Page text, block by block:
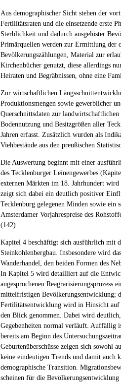
Aus demographischer Sicht stehen der
Fertilitätsraten und die einsetzende erste
Sterblichkeit und dadurch ausgelöster
Primärquellen werden zur Ermittlung der
Bevölkerungszählungen, Material zur
Kirchenbücher genutzt, diese allerdings
Heiraten und Begräbnissen, ohne eine
Zur wirtschaftlichen
Produktionsmengen sowie gewerblicher
Querschnittsdaten zur
Bodennutzung und Besitzgrößen aller
Jahren erfasst. Zusätzlich wurden als
Viehbestände aus den preußischen
Die Auswertung beginnt mit einer
des Tecklenburger Leinengewerbes
externen Märkten im 18. Jahrhundert
zeigt sich dabei ein deutlich positiver
Tecklenburg gelegenen Minden sowie ein
Amsterdamer Vorjahrespreise des
(142).
Kapitel 4 beschäftigt sich ausführlich mit
Steinkohlenbergbau. Insbesondere wird
Wanderhandel, den beiden Formen des
In Kapitel 5 wird detailliert auf die
angesprochenen Reagrarisierungsprozess
mittelfristigen Bevölkerungsentwicklung;
Fertilitätsentwicklung wird in Hinsicht auf
den Blick genommen. Dabei wird
Gegebenheiten normal verläuft. Auffällig
bereits am Beginn des
Geburtenüberschüsse zeigen sich sowohl
keine eindeutigen Trends und damit auch
demographische Transition.
scheinen für die